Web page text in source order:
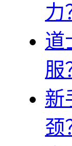
力
道
服
新
颈